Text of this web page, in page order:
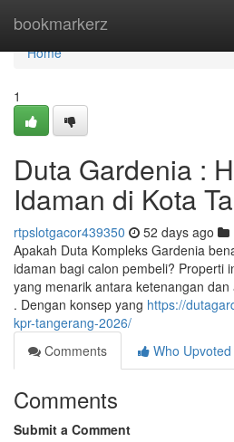
bookmarkerz
Home
Home
1
Duta Gardenia :
Idaman di Kota
rtpslotgacor439350 52 days ago
Apakah Duta Kompleks Gardenia
idaman bagi calon pembeli? Properti
yang menarik antara ketenangan
. Dengan konsep yang https://
kpr-tangerang-2026/
Comments
Who Upvoted
Comments
Submit a Comment